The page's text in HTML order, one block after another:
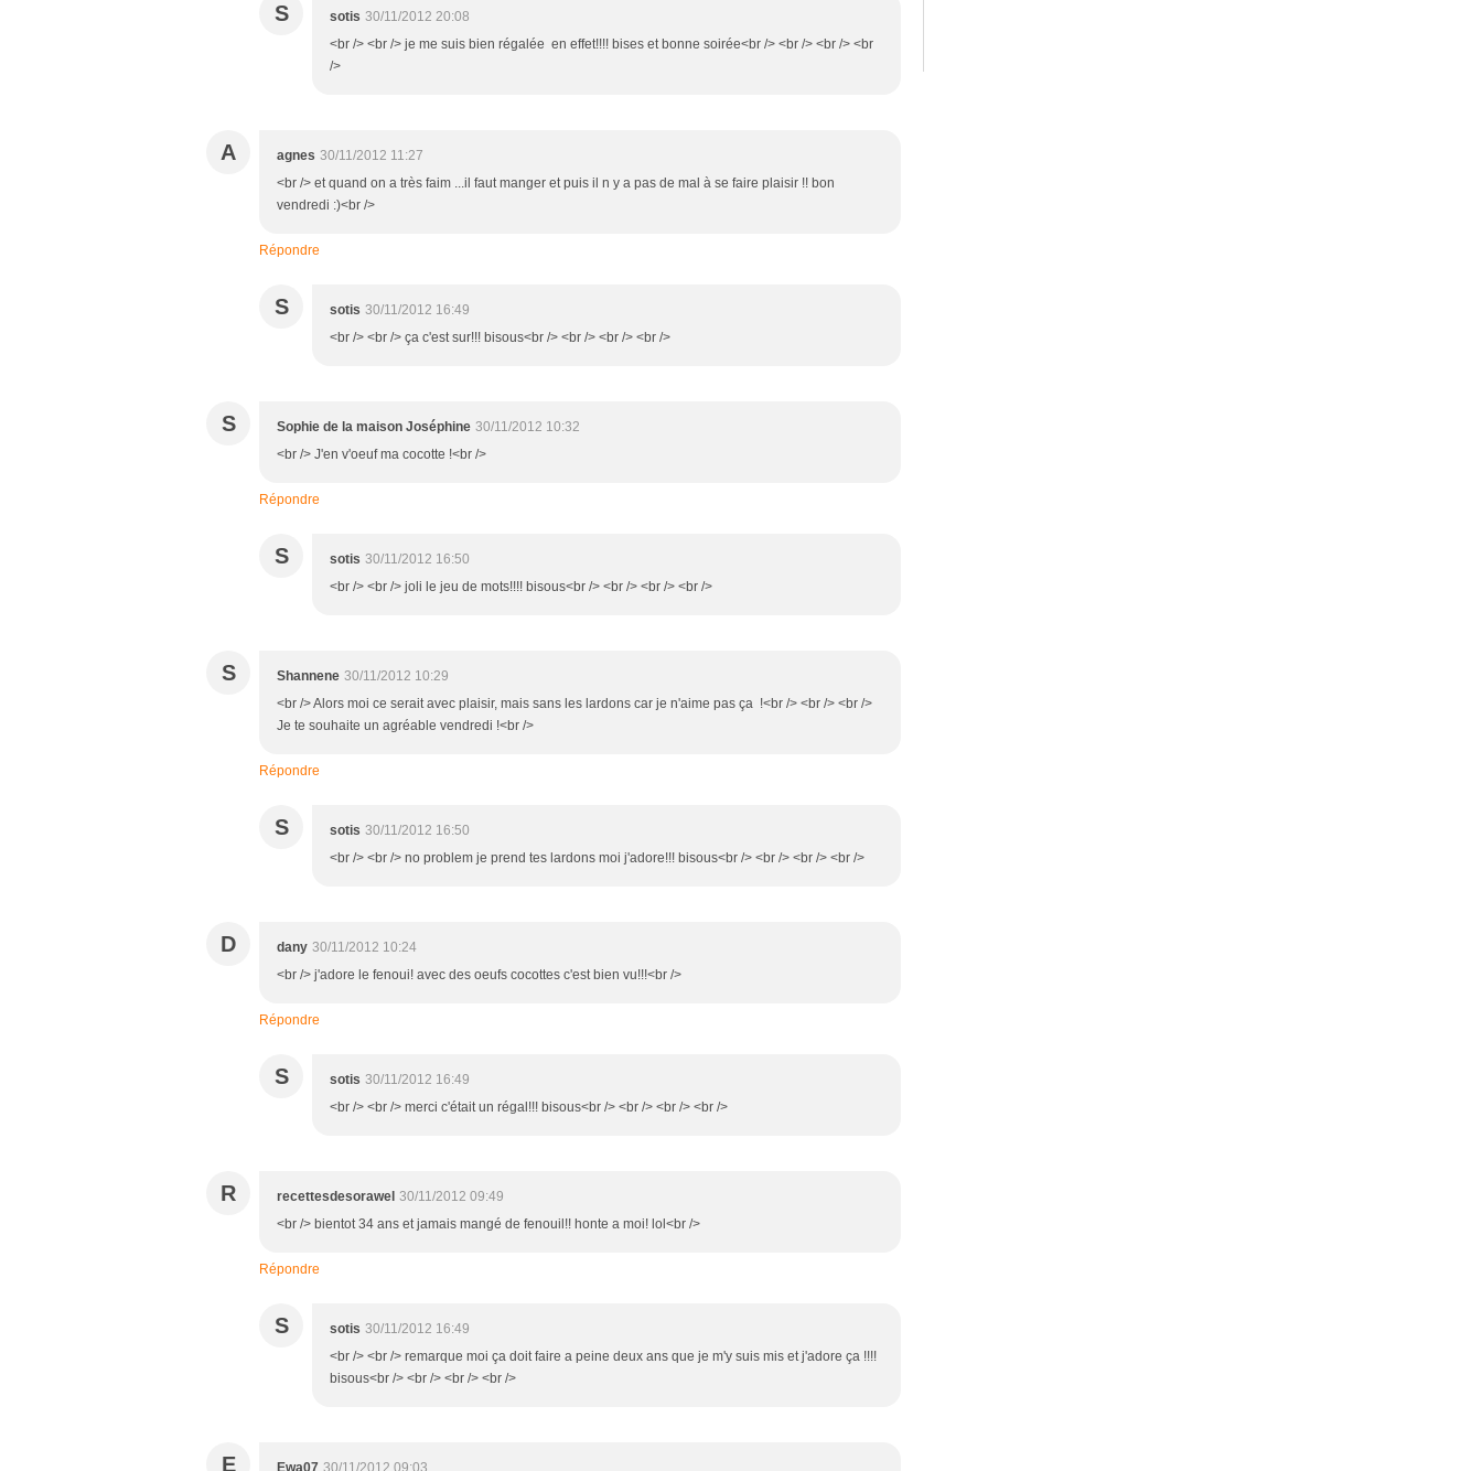
S sotis 30/11/2012 20:08
<br /> <br /> je me suis bien régalée en effet!!!! bises et bonne soirée<br /> <br /> <br /> <br
/>
A agnes 30/11/2012 11:27
<br /> et quand on a très faim ...il faut manger et puis il n y a pas de mal à se faire plaisir !! bon
vendredi :)<br />
Répondre
S sotis 30/11/2012 16:49
<br /> <br /> ça c'est sur!!! bisous<br /> <br /> <br /> <br />
S Sophie de la maison Joséphine 30/11/2012 10:32
<br /> J'en v'oeuf ma cocotte !<br />
Répondre
S sotis 30/11/2012 16:50
<br /> <br /> joli le jeu de mots!!!! bisous<br /> <br /> <br /> <br />
S Shannene 30/11/2012 10:29
<br /> Alors moi ce serait avec plaisir, mais sans les lardons car je n'aime pas ça !<br /> <br /> <br />
Je te souhaite un agréable vendredi !<br />
Répondre
S sotis 30/11/2012 16:50
<br /> <br /> no problem je prend tes lardons moi j'adore!!! bisous<br /> <br /> <br /> <br />
D dany 30/11/2012 10:24
<br /> j'adore le fenoui! avec des oeufs cocottes c'est bien vu!!!<br />
Répondre
S sotis 30/11/2012 16:49
<br /> <br /> merci c'était un régal!!! bisous<br /> <br /> <br /> <br />
R recettesdesorawel 30/11/2012 09:49
<br /> bientot 34 ans et jamais mangé de fenouil!! honte a moi! lol<br />
Répondre
S sotis 30/11/2012 16:49
<br /> <br /> remarque moi ça doit faire a peine deux ans que je m'y suis mis et j'adore ça !!!!
bisous<br /> <br /> <br /> <br />
E